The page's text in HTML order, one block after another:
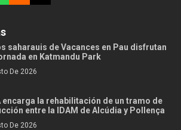
saharauis de Vacances en Pau disfrutan
en Katmandu Park
De 2026
encarga la rehabilitación de un tramo de
entre la IDAM de Alcúdia y Pollença
De 2026